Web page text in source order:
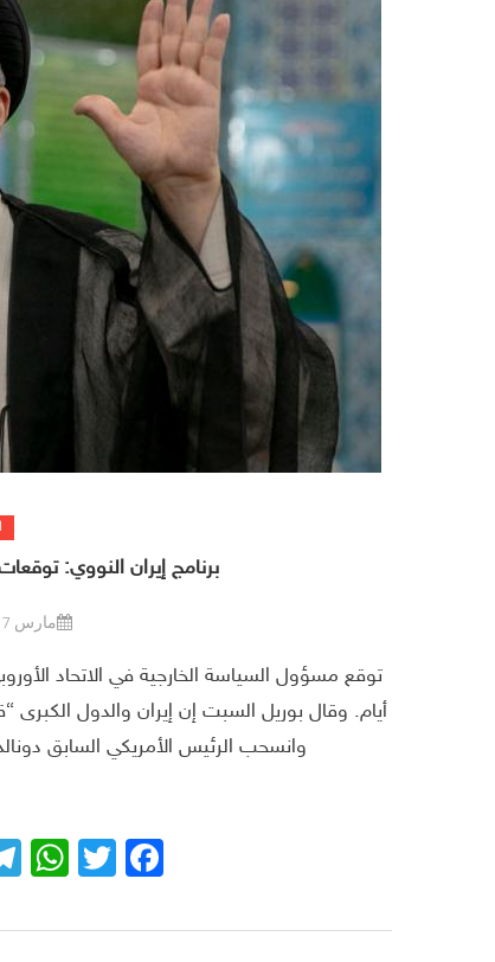
برنامج إيران النووي:
مارس 27, 2022
توقع مسؤول السياسة الخارجية في الاتحاد
وانسحب الرئيس الأمريكي السابق دونالد ترامب من